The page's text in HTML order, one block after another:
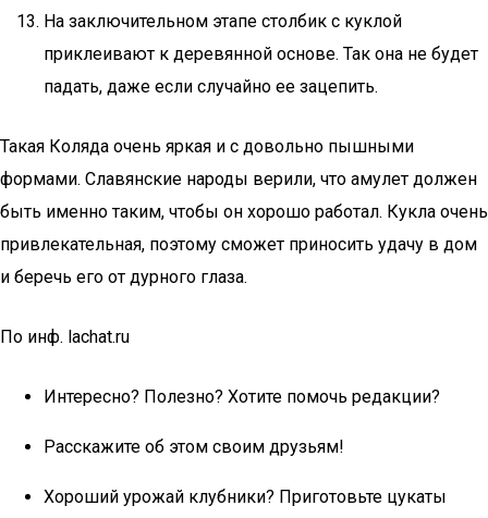
На заключительном этапе столбик с куклой
приклеивают к деревянной основе. Так она не будет
падать, даже если случайно ее зацепить.
Такая Коляда очень яркая и с довольно пышными
формами. Славянские народы верили, что амулет должен
быть именно таким, чтобы он хорошо работал. Кукла очень
привлекательная, поэтому сможет приносить удачу в дом
и беречь его от дурного глаза.
По инф. lachat.ru
Интересно? Полезно? Хотите помочь редакции?
Расскажите об этом своим друзьям!
Хороший урожай клубники? Приготовьте цукаты